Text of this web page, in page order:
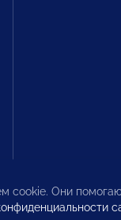
cookie. Они